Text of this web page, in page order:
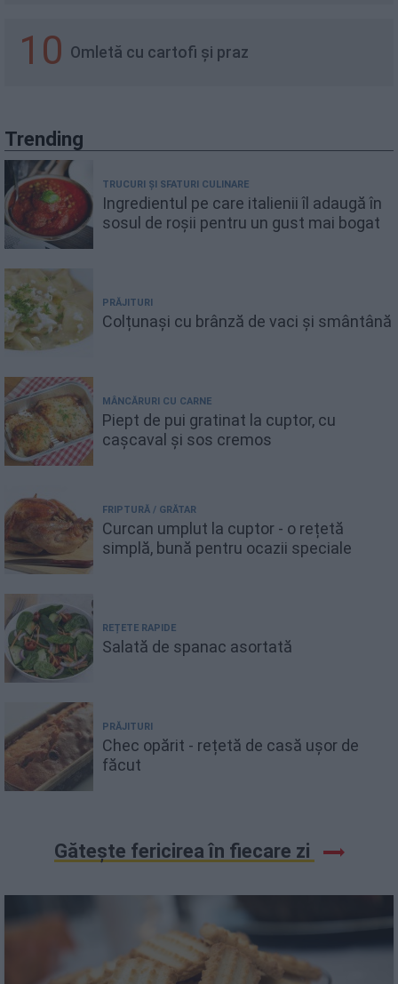
10 Omletă cu cartofi și praz
Trending
TRUCURI ȘI SFATURI CULINARE
Ingredientul pe care italienii îl adaugă în
sosul de roșii pentru un gust mai bogat
PRĂJITURI
Colțunași cu brânză de vaci și smântână
MÂNCĂRURI CU CARNE
Piept de pui gratinat la cuptor, cu
cașcaval și sos cremos
FRIPTURĂ / GRĂTAR
Curcan umplut la cuptor - o rețetă
simplă, bună pentru ocazii speciale
REȚETE RAPIDE
Salată de spanac asortată
PRĂJITURI
Chec opărit - rețetă de casă ușor de
făcut
Gătește fericirea în fiecare zi